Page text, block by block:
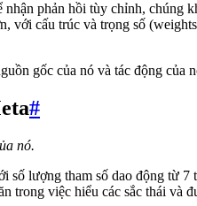
phản hồi tùy chỉnh,
với cấu trúc và trọng số
gốc của nó và tác động
#
nó.
số lượng tham số dao động
việc hiểu các sắc thái và